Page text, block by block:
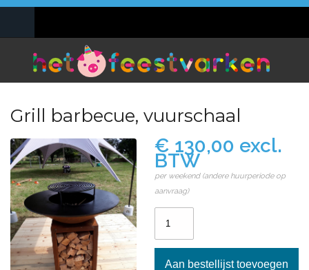
Overslaan en naar de inhoud gaan
Grill barbecue, vuurschaal
€ 130,00 excl.
BTW
per weekend (andere huurperiode op
aanvraag)